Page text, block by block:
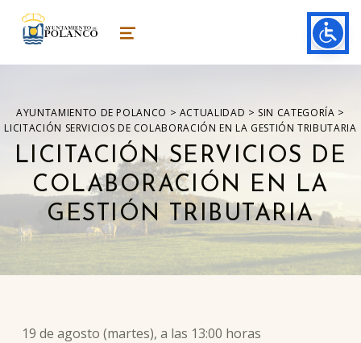
ayuntamiento de polanco
AYUNTAMIENTO DE POLANCO MENU
AYUNTAMIENTO DE POLANCO > ACTUALIDAD > SIN CATEGORÍA >
LICITACIÓN SERVICIOS DE COLABORACIÓN EN LA GESTIÓN TRIBUTARIA
LICITACIÓN SERVICIOS DE
COLABORACIÓN EN LA
GESTIÓN TRIBUTARIA
19 de agosto (martes), a las 13:00 horas